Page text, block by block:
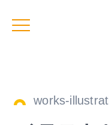
works-